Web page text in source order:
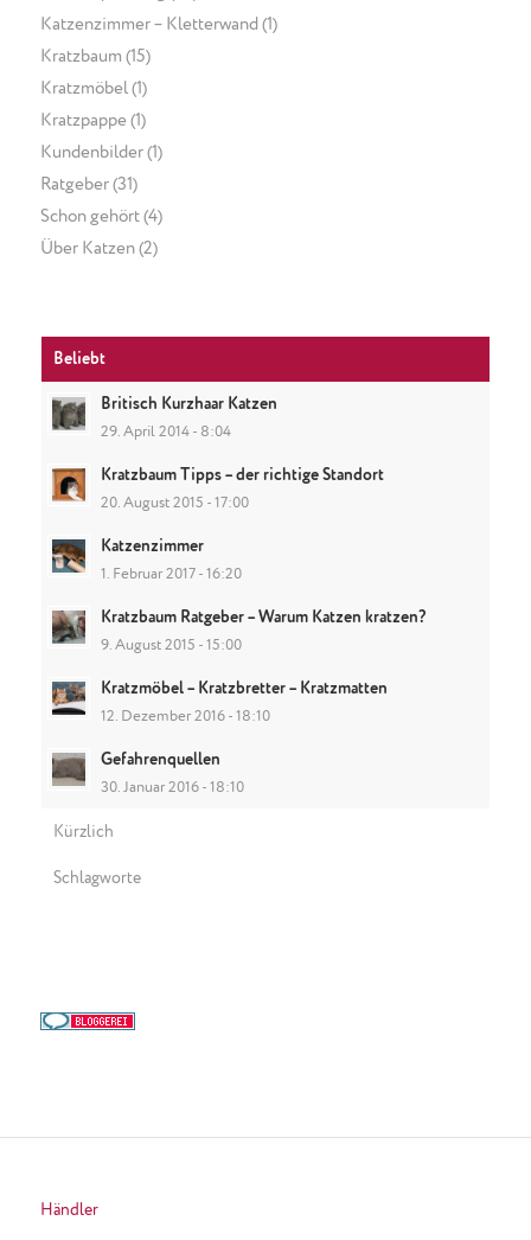
Katzenzimmer – Kletterwand (1)
Kratzbaum (15)
Kratzmöbel (1)
Kratzpappe (1)
Kundenbilder(1)
Ratgeber(31)
Schon gehört(4)
Über Katzen(2)
Beliebt
Britisch Kurzhaar Katzen
29. April 2014 - 8:04
Kratzbaum Tipps – der richtige Standort
20. August 2015 - 17:00
Katzenzimmer
1. Februar 2017 - 16:20
Kratzbaum Ratgeber – Warum Katzen kratzen?
9. August 2015 - 15:00
Kratzmöbel – Kratzbretter – Kratzmatten
12. Dezember 2016 - 18:10
Gefahrenquellen
30. Januar 2016 - 18:10
Kürzlich
Schlagworte
Händler